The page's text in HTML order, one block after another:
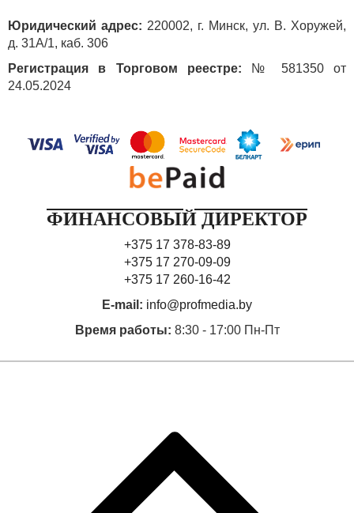
Юридический адрес: 220002, г. Минск, ул. В. Хоружей,
д. 31А/1, каб. 306
Регистрация в Торговом реестре: № 581350 от
24.05.2024
ФИНАНСОВЫЙ ДИРЕКТОР
+375 17 378-83-89
+375 17 270-09-09
+375 17 260-16-42
E-mail: info@profmedia.by
Время работы: 8:30 - 17:00 Пн-Пт